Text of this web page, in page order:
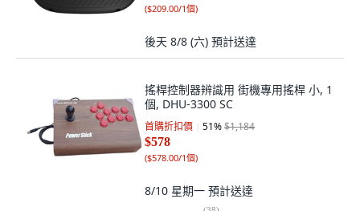
($209.00/1個)
後天 8/8 (六) 預計送達
搖桿控制器辨識用 街機專用搖桿 小, 1
個, DHU-3300 SC
首購折扣價 51%$1,184
$578
($578.00/1個)
8/10 星期一 預計送達